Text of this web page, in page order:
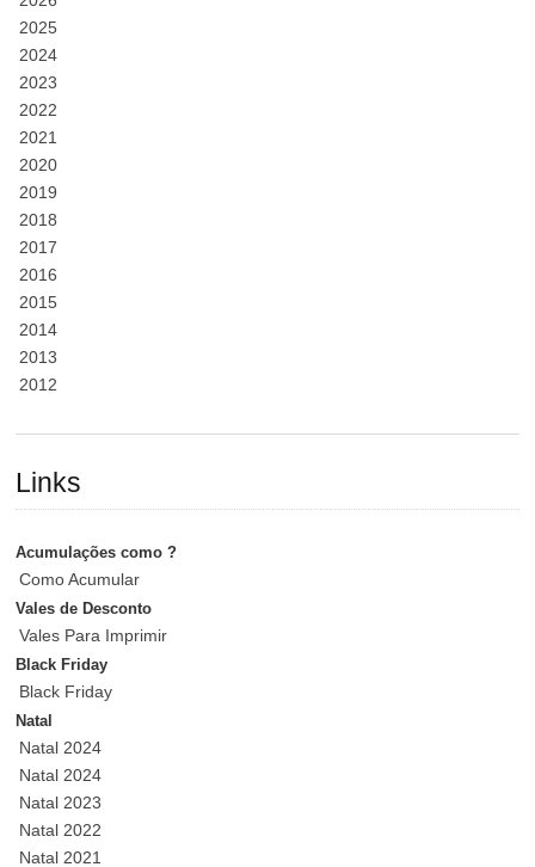
2025
2024
2023
2022
2021
2020
2019
2018
2017
2016
2015
2014
2013
2012
Links
Acumulações como ?
Como Acumular
Vales de Desconto
Vales Para Imprimir
Black Friday
Black Friday
Natal
Natal 2024
Natal 2024
Natal 2023
Natal 2022
Natal 2021